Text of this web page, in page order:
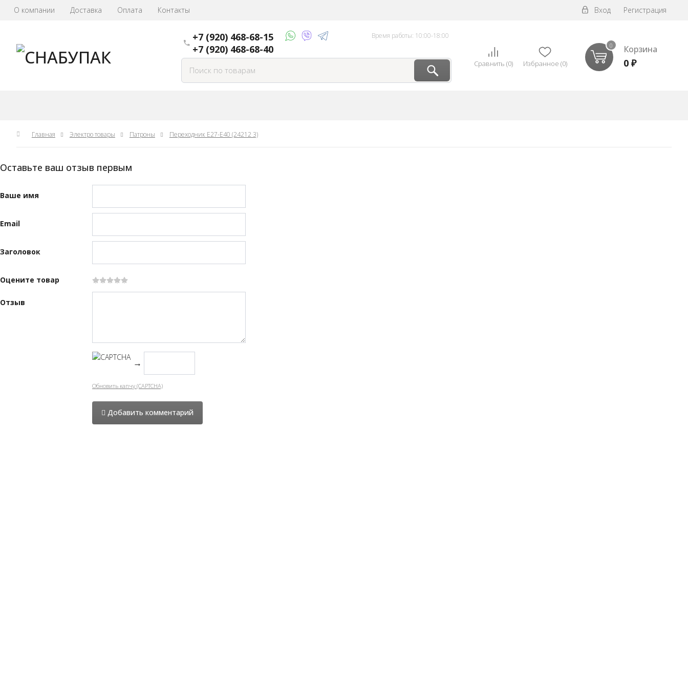
О компании Доставка Оплата Контакты Вход Регистрация
+7 (920) 468-68-15
+7 (920) 468-68-40
Время работы: 10:00-18:00
Сравнить (0) Избранное (0)
0 Корзина
0 ₽
Главная Электро товары Патроны Переходник Е27-Е40 (24212 3)
Оставьте ваш отзыв первым
Ваше имя
Email
Заголовок
Оцените товар
Отзыв
→
Обновить капчу (CAPTCHA)
Добавить комментарий